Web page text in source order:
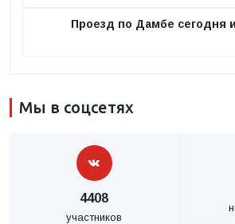
Проезд по Дамбе сегодня
Мы в соцсетях
4408
участников